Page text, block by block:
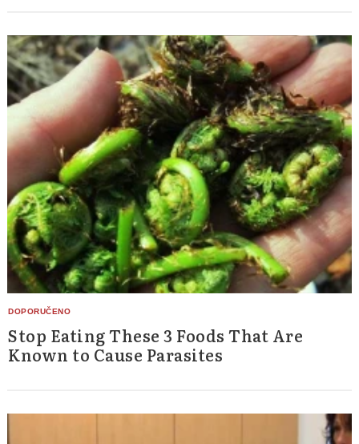
Stop Eating These 3 Foods That Are
Known to Cause Parasites